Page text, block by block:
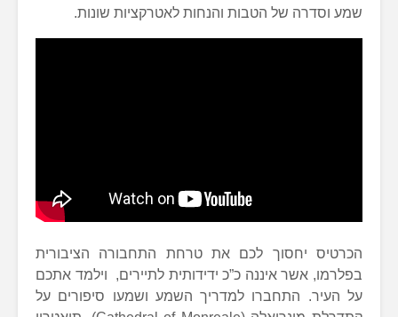
שמע וסדרה של הטבות והנחות לאטרקציות שונות.
הכרטיס יחסוך לכם את טרחת התחבורה הציבורית
בפלרמו, אשר איננה כ”כ ידידותית לתיירים, וילמד אתכם
על העיר. התחברו למדריך השמע ושמעו סיפורים על